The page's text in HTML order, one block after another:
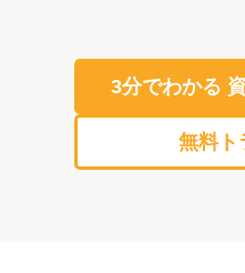
3分でわかる
無料ト